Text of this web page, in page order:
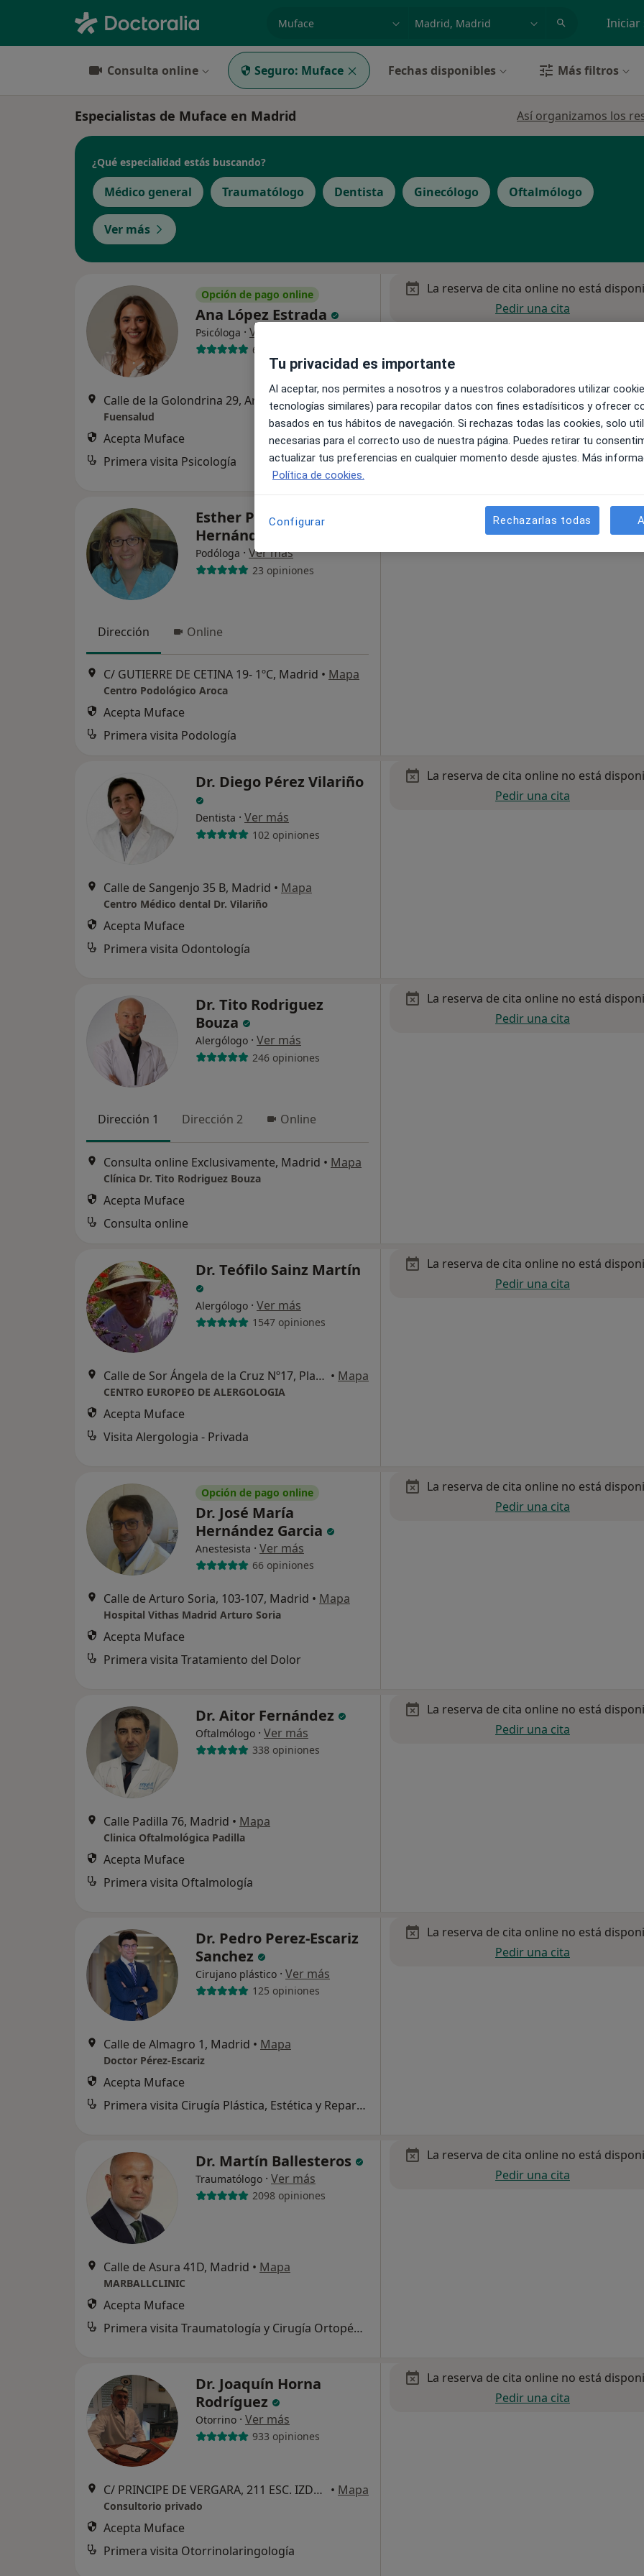
Iniciar
Consulta online Seguro: Muface Fechas disponibles Más filtros
Especialistas de Muface en Madrid Así organizamos los
¿Qué especialidad estás buscando?
Médico general Traumatólogo Dentista Ginecólogo Oftalmólogo
Ver más
Opción de pago online
Ana López Estrada
Psicóloga · Ver más
6 opiniones
Calle de la Golondrina 29, Aravaca •Mapa
Fuensalud
Acepta Muface
Primera visita Psicología
La reserva de cita online no está
Pedir una cita
Esther Patricia
Hernández Aroca
Podóloga · Ver más
23 opiniones
Dirección Online
C/ GUTIERRE DE CETINA 19- 1ºC, Madrid • Mapa
Centro Podológico Aroca
Acepta Muface
Primera visita Podología
La reserva de cita online no está
Pedir una cita
Dr. Diego Pérez Vilariño
Dentista · Ver más
102 opiniones
Calle de Sangenjo 35 B, Madrid • Mapa
Centro Médico dental Dr. Vilariño
Acepta Muface
Primera visita Odontología
La reserva de cita online no está
Pedir una cita
Dr. Tito Rodriguez
Bouza
Alergólogo · Ver más
246 opiniones
Dirección 1 Dirección 2 Online
Consulta online Exclusivamente, Madrid • Mapa
Clínica Dr. Tito Rodriguez Bouza
Acepta Muface
Consulta online
La reserva de cita online no está
Pedir una cita
Dr. Teófilo Sainz Martín
Alergólogo · Ver más
1547 opiniones
Calle de Sor Ángela de la Cruz Nº17, Planta primera, 28020 Madrid, Madrid • Mapa
CENTRO EUROPEO DE ALERGOLOGIA
Acepta Muface
Visita Alergologia - Privada
La reserva de cita online no está
Pedir una cita
Opción de pago online
Dr. José María
Hernández Garcia
Anestesista · Ver más
66 opiniones
Calle de Arturo Soria, 103-107, Madrid • Mapa
Hospital Vithas Madrid Arturo Soria
Acepta Muface
Primera visita Tratamiento del Dolor
La reserva de cita online no está
Pedir una cita
Dr. Aitor Fernández
Oftalmólogo · Ver más
338 opiniones
Calle Padilla 76, Madrid • Mapa
Clinica Oftalmológica Padilla
Acepta Muface
Primera visita Oftalmología
La reserva de cita online no está
Pedir una cita
Dr. Pedro Perez-Escariz
Sanchez
Cirujano plástico · Ver más
125 opiniones
Calle de Almagro 1, Madrid • Mapa
Doctor Pérez-Escariz
Acepta Muface
Primera visita Cirugía Plástica, Estética y Reparadora
La reserva de cita online no está
Pedir una cita
Dr. Martín Ballesteros
Traumatólogo · Ver más
2098 opiniones
Calle de Asura 41D, Madrid • Mapa
MARBALLCLINIC
Acepta Muface
Primera visita Traumatología y Cirugía Ortopédica
La reserva de cita online no está
Pedir una cita
Dr. Joaquín Horna
Rodríguez
Otorrino · Ver más
933 opiniones
C/ PRINCIPE DE VERGARA, 211 ESC. IZDA 1º-2, Madrid • Mapa
Consultorio privado
Acepta Muface
Primera visita Otorrinolaringología
La reserva de cita online no está
Pedir una cita
Tu privacidad es importante
Al aceptar, nos permites a nosotros y a nuestros colaboradores utilizar
tecnologías similares) para recopilar datos con fines estadísiticos y ofrecer
basados en tus hábitos de navegación. Si rechazas todas las cookies, solo
necesarias para el correcto uso de nuestra página. Puedes retirar tu
actualizar tus preferencias en cualquier momento desde ajustes. Más
Política de cookies.
Configurar Rechazarlas todas